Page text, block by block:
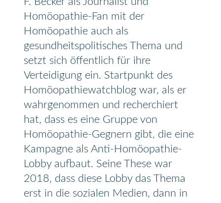
Homöopathie-Fan mit der
Homöopathie auch als
gesundheitspolitisches Thema und
setzt sich öffentlich für ihre
Verteidigung ein. Startpunkt des
Homöopathiewatchblog war, als er
wahrgenommen und recherchiert
hat, dass es eine Gruppe von
Homöopathie-Gegnern gibt, die eine
Kampagne als Anti-Homöopathie-
Lobby aufbaut. Seine These war
2018, dass diese Lobby das Thema
erst in die sozialen Medien, dann in